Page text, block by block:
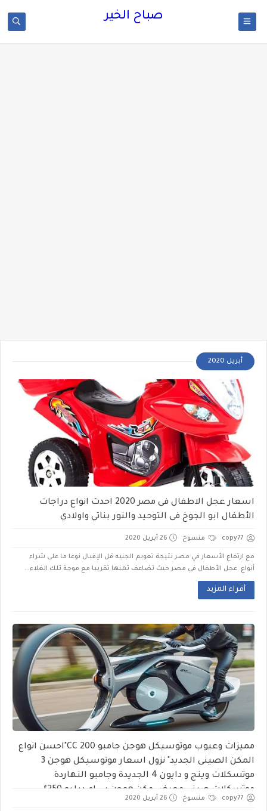
صباح الخير
أبريل 2020
اسعار عجل الاطفال فى مصر 2020 احدث انواع دراجات
الأطفال ابو الجوخ فى التوحيد والنور بناتي واولادي
copy77 منسوخ 26 أبريل 2020
مع ارتفاع الأسعار في مصر نتيجة تعويم الجنيه قل الإقبال نوعا ما على شراء
أنواع عجل الأطفال في مصر حيث تضاعف ثمنها تقريبا مع موجة تلك الغلاء...
أقراء المزيد
مميزات وعيوب موتوسيكل هوجن جامبو 200 CC"احسن انواع
المكن الصينى الجديد" نزول اسعار موتوسيكل هوجن 3
موتسكلات وينج و دايون 4 الجديدة وجامبو النهاردة
موتسكلات صيني معرض مكن هوجن بي ام دبليو f250
copy77 منسوخ 26 أبريل 2020